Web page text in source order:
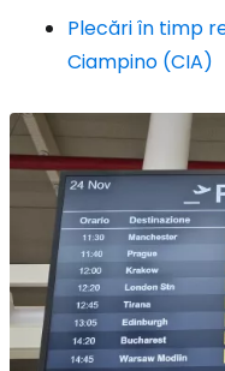
Plecări în timp
Ciampino (CIA)